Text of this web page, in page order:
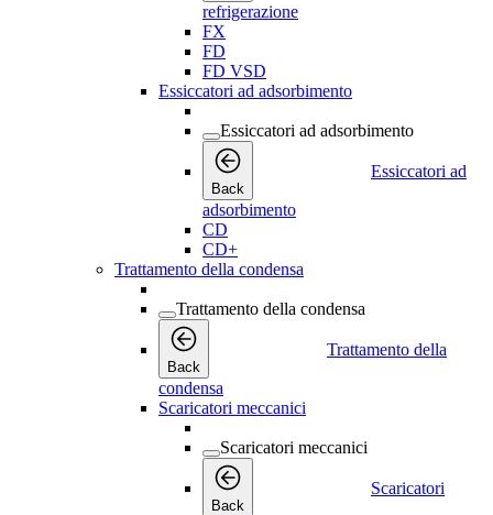
refrigerazione
FX
FD
FD VSD
Essiccatori ad adsorbimento
Essiccatori ad adsorbimento
Back
Essiccatori ad
adsorbimento
CD
CD+
Trattamento della condensa
Trattamento della condensa
Back
Trattamento della
condensa
Scaricatori meccanici
Scaricatori meccanici
Back
Scaricatori